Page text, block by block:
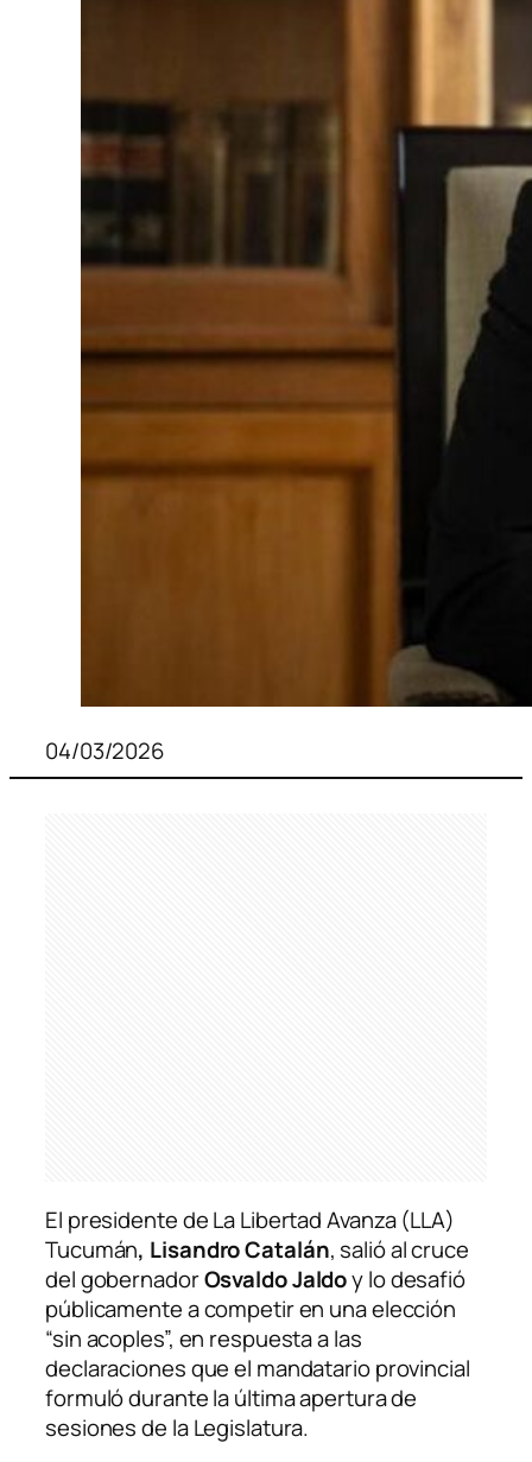
04/03/2026
El presidente de La Libertad Avanza (LLA)
Tucumán, Lisandro Catalán, salió al cruce
del gobernadorOsvaldo Jaldoy lo desafió
públicamente a competir en una elección
“sin acoples”, en respuesta a las
declaraciones que el mandatario provincial
formuló durante la última apertura de
sesiones de la Legislatura.